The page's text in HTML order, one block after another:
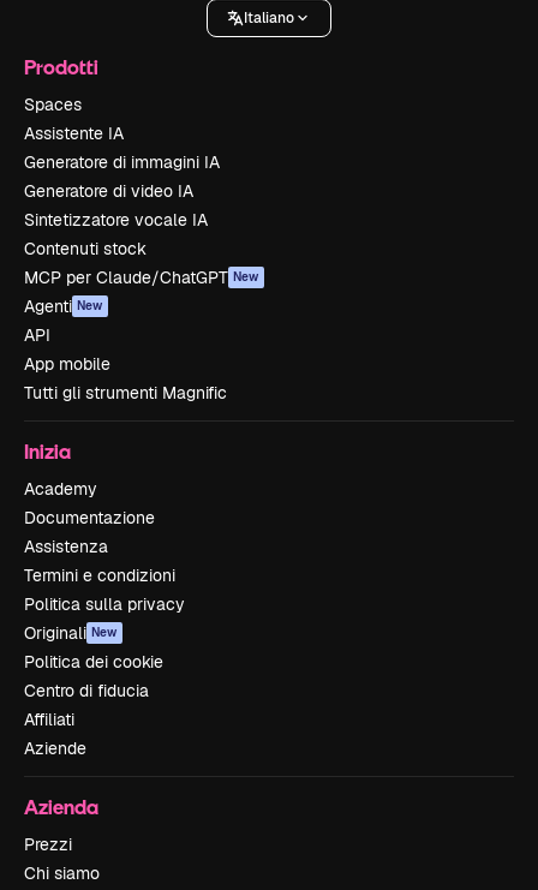
Italiano
Prodotti
Spaces
Assistente IA
Generatore di immagini IA
Generatore di video IA
Sintetizzatore vocale IA
Contenuti stock
MCP per Claude/ChatGPT New
Agenti New
API
App mobile
Tutti gli strumenti Magnific
Inizia
Academy
Documentazione
Assistenza
Termini e condizioni
Politica sulla privacy
Originali New
Politica dei cookie
Centro di fiducia
Affiliati
Aziende
Azienda
Prezzi
Chi siamo